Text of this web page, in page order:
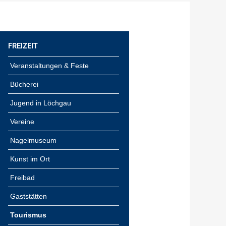
FREIZEIT
Veranstaltungen & Feste
Bücherei
Jugend in Löchgau
Vereine
Nagelmuseum
Kunst im Ort
Freibad
Gaststätten
Tourismus